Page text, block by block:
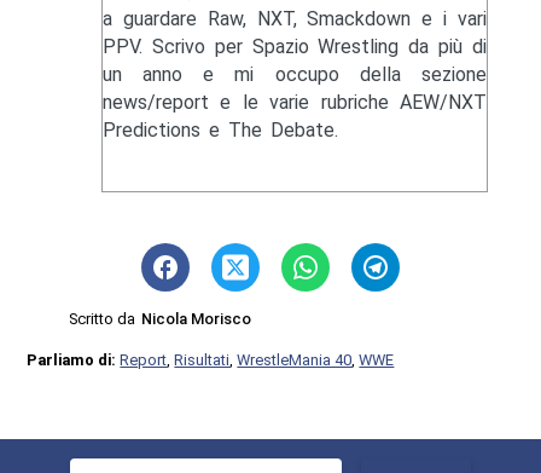
a guardare Raw, NXT, Smackdown e i vari
PPV. Scrivo per Spazio Wrestling da più di
un anno e mi occupo della sezione
news/report e le varie rubriche AEW/NXT
Predictions e The Debate.
Scritto da Nicola Morisco
Parliamo di:Report ,Risultati ,WrestleMania 40 ,WWE